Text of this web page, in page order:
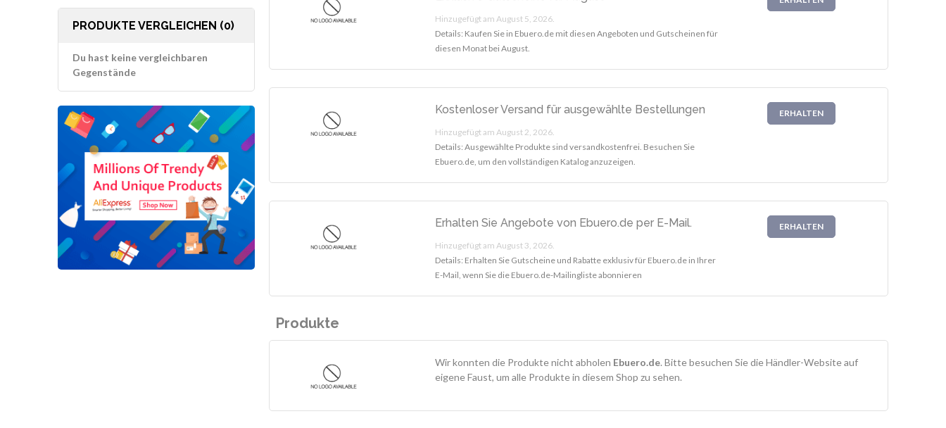
Hinzugefügt am August 5, 2026.
Details: Kaufen Sie in Ebuero.de mit diesen Angeboten und Gutscheinen für
diesen Monat bei August.
Kostenloser Versand für ausgewählte Bestellungen
Hinzugefügt am August 2, 2026.
Details: Ausgewählte Produkte sind versandkostenfrei. Besuchen Sie
Ebuero.de, um den vollständigen Katalog anzuzeigen.
ERHALTEN
Erhalten Sie Angebote von Ebuero.de per E-Mail.
Hinzugefügt am August 3, 2026.
Details: Erhalten Sie Gutscheine und Rabatte exklusiv für Ebuero.de in Ihrer
E-Mail, wenn Sie die Ebuero.de-Mailingliste abonnieren
ERHALTEN
Produkte
Wir konnten die Produkte nicht abholen Ebuero.de. Bitte besuchen Sie die Händler-Website auf
eigene Faust, um alle Produkte in diesem Shop zu sehen.
PRODUKTE VERGLEICHEN (0)
Du hast keine vergleichbaren
Gegenstände